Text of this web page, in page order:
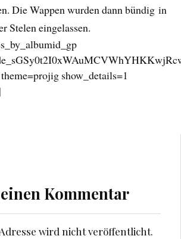
Die Wappen wurden dann bündig in
Stelen eingelassen.
show_details=1
Kommentar
wird nicht veröffentlicht.